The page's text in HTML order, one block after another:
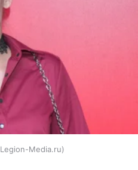
Legion-Media.ru